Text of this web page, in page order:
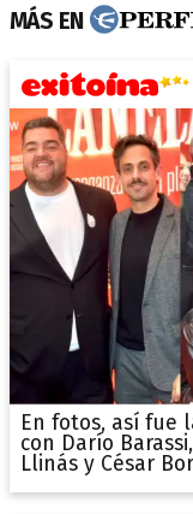
MÁS EN
En fotos, así fue
con Darío
Llinás y César